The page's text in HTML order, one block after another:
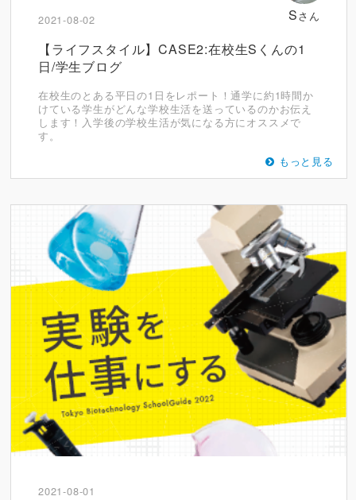
Sさん
2021-08-02
【ライフスタイル】CASE2:在校生Sくんの1
日/学生ブログ
在校生のとある平日の1日をレポート！通学に約1時間か
けている学生がどんな学校生活を送っているのかお伝え
します！入学後の学校生活が気になる方にオススメで
す。
もっと見る
2021-08-01